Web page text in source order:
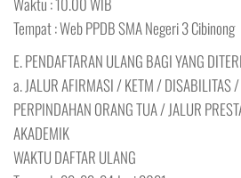
Tempat : Web PPDB SMA Negeri 3 Cibinong
E. PENDAFTARAN ULANG BAGI YANG
a. JALUR AFIRMASI / KETM / DISABILITAS
PERPINDAHAN ORANG TUA / JALUR
AKADEMIK
WAKTU DAFTAR ULANG